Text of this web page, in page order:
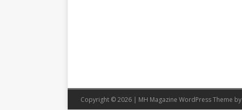
Copyright © 2026 | MH Magazine WordPress Theme by